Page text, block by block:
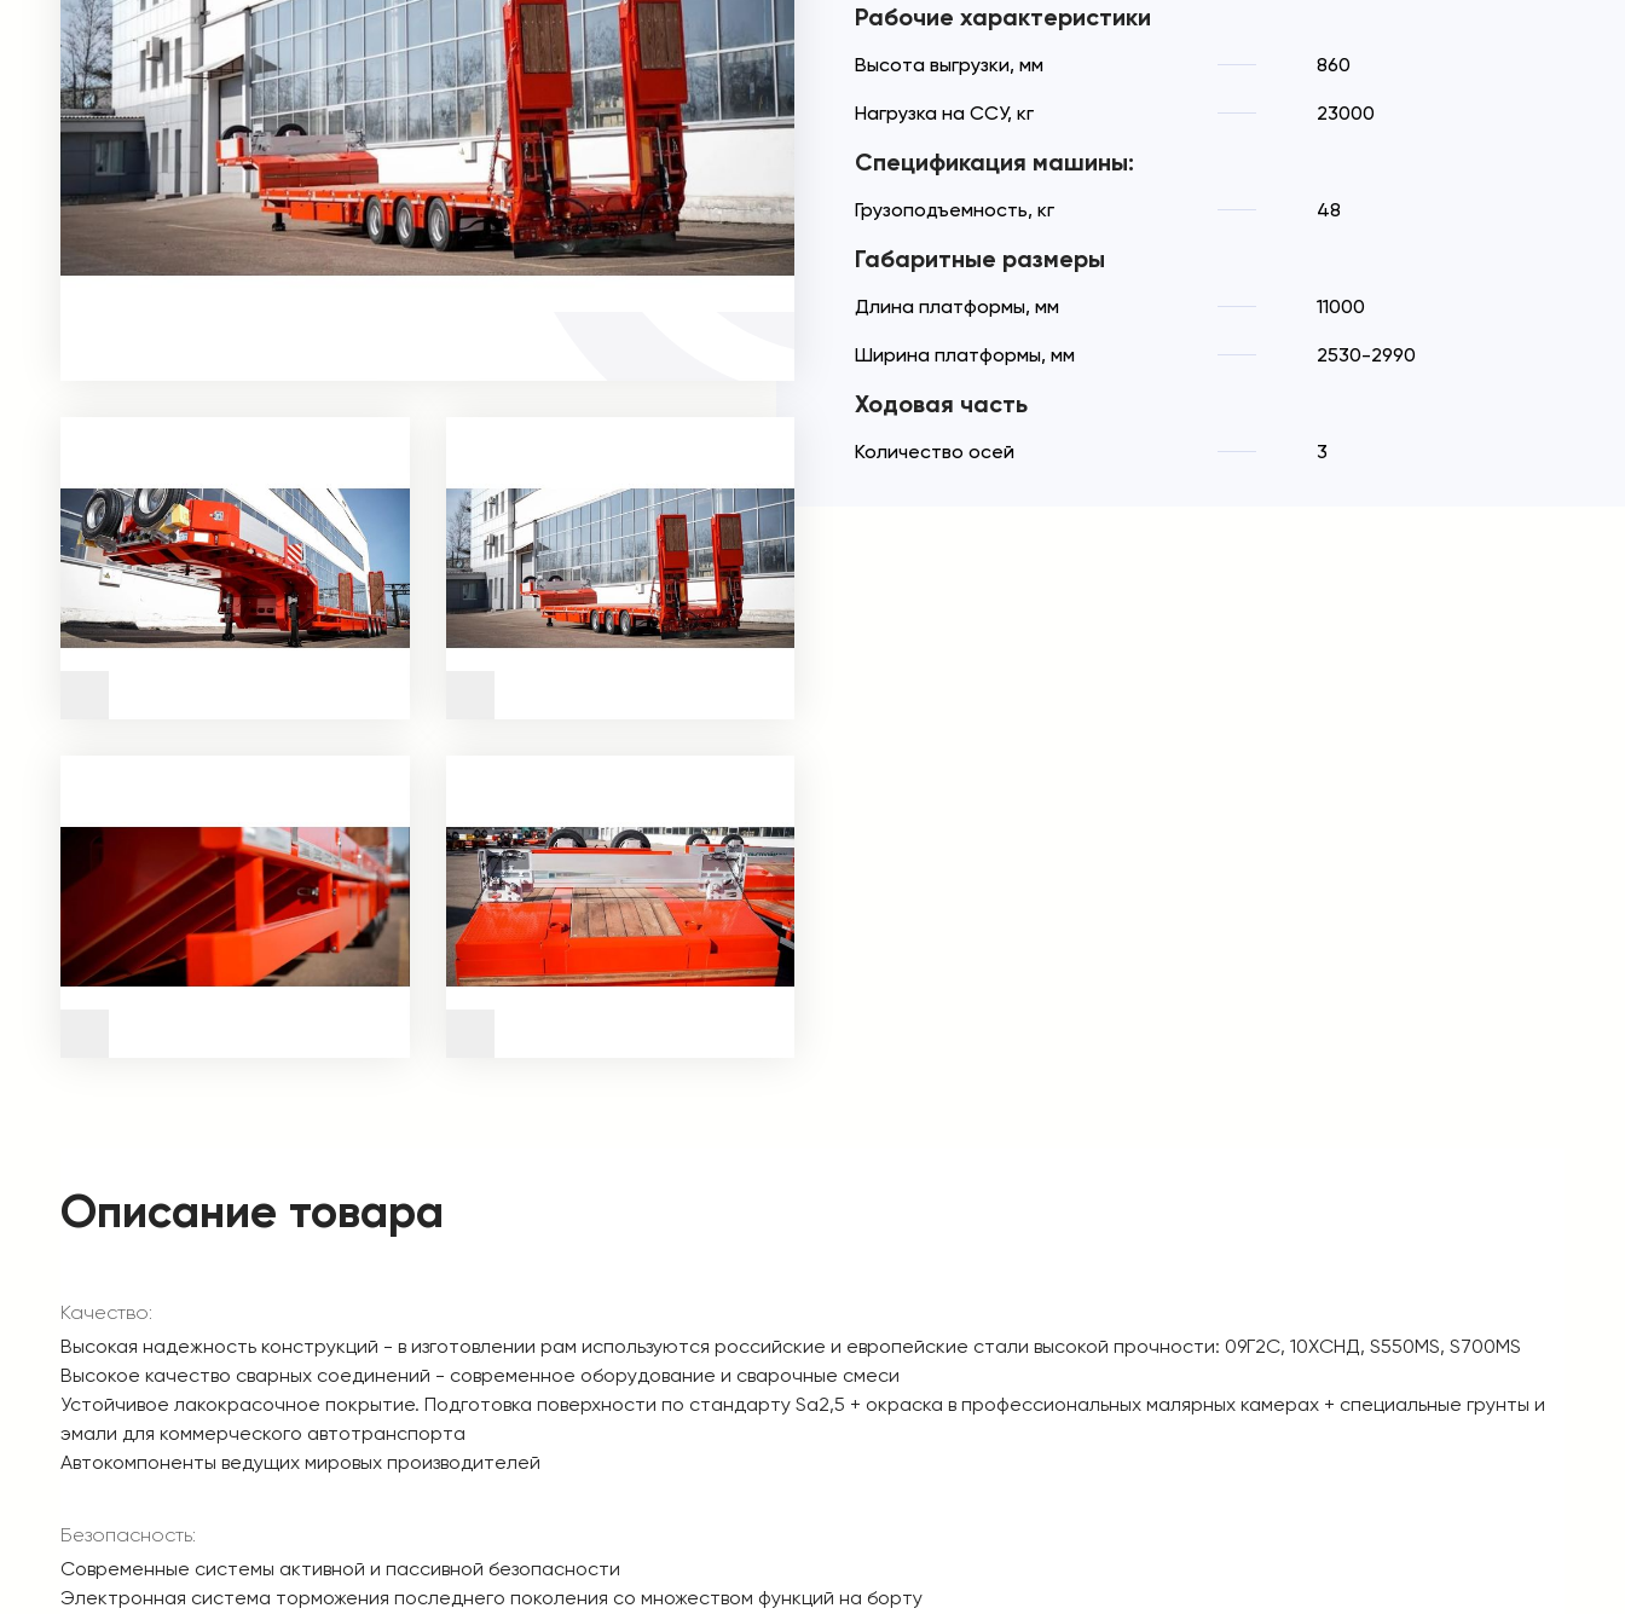
Рабочие характеристики
Высота выгрузки, мм 860
Нагрузка на ССУ, кг 23000
Спецификация машины:
Грузоподъемность, кг 48
Габаритные размеры
Длина платформы, мм 11000
Ширина платформы, мм 2530-2990
Ходовая часть
Количество осей 3
Описание товара
Качество:
Высокая надежность конструкций - в изготовлении рам используются российские и европейские стали высокой прочности: 09Г2С, 10XСНД, S550MS, S700MS
Высокое качество сварных соединений - современное оборудование и сварочные смеси
Устойчивое лакокрасочное покрытие. Подготовка поверхности по стандарту Sa2,5 + окраска в профессиональных малярных камерах + специальные грунты и
эмали для коммерческого автотранспорта
Автокомпоненты ведущих мировых производителей
Безопасность:
Современные системы активной и пассивной безопасности
Электронная система торможения последнего поколения со множеством функций на борту